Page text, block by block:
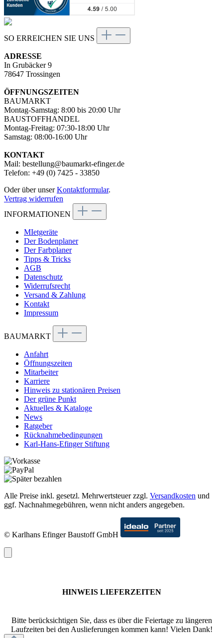
SO ERREICHEN SIE UNS
ADRESSE
In Grubäcker 9
78647 Trossingen
ÖFFNUNGSZEITEN
BAUMARKT
Montag-Samstag: 8:00 bis 20:00 Uhr
BAUSTOFFHANDEL
Montag-Freitag: 07:30-18:00 Uhr
Samstag: 08:00-16:00 Uhr
KONTAKT
Mail: bestellung@baumarkt-efinger.de
Telefon: +49 (0) 7425 - 33850
Oder über unserKontaktformular.
Vertrag widerrufen
INFORMATIONEN
MIetgeräte
Der Bodenplaner
Der Farbplaner
Tipps & Tricks
AGB
Datenschutz
Widerrufsrecht
Versand & Zahlung
Kontakt
Impressum
BAUMARKT
Anfahrt
Öffnungszeiten
Mitarbeiter
Karriere
Hinweis zu stationären Preisen
Der grüne Punkt
Aktuelles & Kataloge
News
Ratgeber
Rücknahmebedingungen
Karl-Hans-Efinger Stiftung
Alle Preise inkl. gesetzl. Mehrwertsteuer zzgl. Versandkosten und
ggf. Nachnahmegebühren, wenn nicht anders angegeben.
© Karlhans Efinger Baustoff GmbH
HINWEIS LIEFERZEITEN
Bitte berücksichtigen Sie, dass es über die Feiertage zu längeren
Laufzeiten bei den Auslieferungen kommen kann! Vielen Dank!